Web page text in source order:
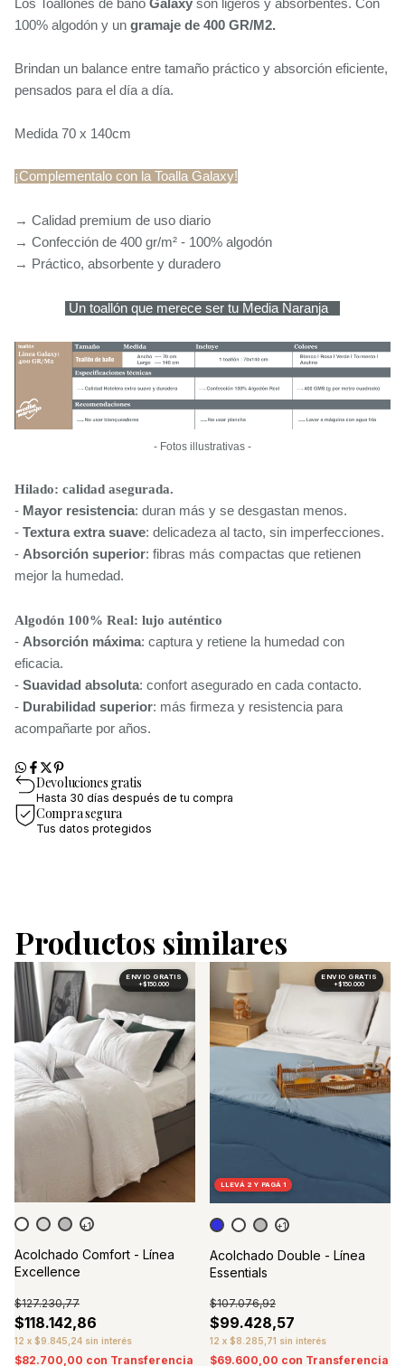
Los Toallones de baño Galaxy son ligeros y absorbentes. Con
100% algodón y un gramaje de 400 GR/M2.
Brindan un balance entre tamaño práctico y absorción eficiente,
pensados para el día a día.
Medida 70 x 140cm
¡Complementalo con la Toalla Galaxy!
→ Calidad premium de uso diario
→ Confección de 400 gr/m² - 100% algodón
→ Práctico, absorbente y duradero
Un toallón que merece ser tu Media Naranja
- Fotos illustrativas -
Hilado: calidad asegurada.
- Mayor resistencia: duran más y se desgastan menos.
- Textura extra suave: delicadeza al tacto, sin imperfecciones.
- Absorción superior: fibras más compactas que retienen
mejor la humedad.
Algodón 100% Real: lujo auténtico
- Absorción máxima: captura y retiene la humedad con
eficacia.
- Suavidad absoluta: confort asegurado en cada contacto.
- Durabilidad superior: más firmeza y resistencia para
acompañarte por años.
Devoluciones gratis
Hasta 30 días después de tu compra
Compra segura
Tus datos protegidos
Productos similares
Acolchado Comfort - Línea
Excellence
$118.142,86
$127.230,77
12 x $9.845,24 sin interés
$82.700,00 con Transferencia
+1
Acolchado Double - Línea
Essentials
$99.428,57
$107.076,92
12 x $8.285,71 sin interés
LLEVÁ 2 Y PAGÁ 1
$69.600,00 con Transferencia
+1